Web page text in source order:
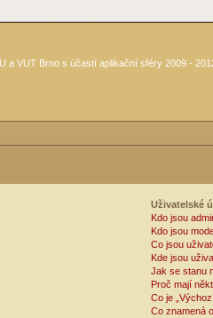
a VUT Brno s účastí aplikační sféry 2009 -
Uživatelské
Kdo jsou
Kdo jsou
Co jsou
Kde jsou
Jak se stanu
Proč mají
Co je
Co znamená